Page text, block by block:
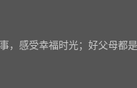
，感受幸福时光；好父母都